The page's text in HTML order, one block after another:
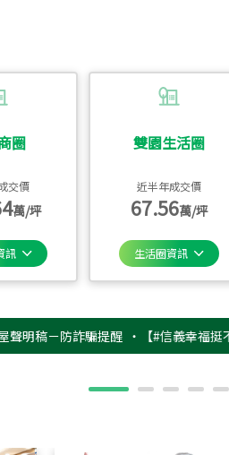
圈
交價
萬/坪
訊
雙園生活圈
近半年成交價
67.56萬/坪
生活圈資訊
防詐騙提醒 ‧【#信義幸福挺不同】